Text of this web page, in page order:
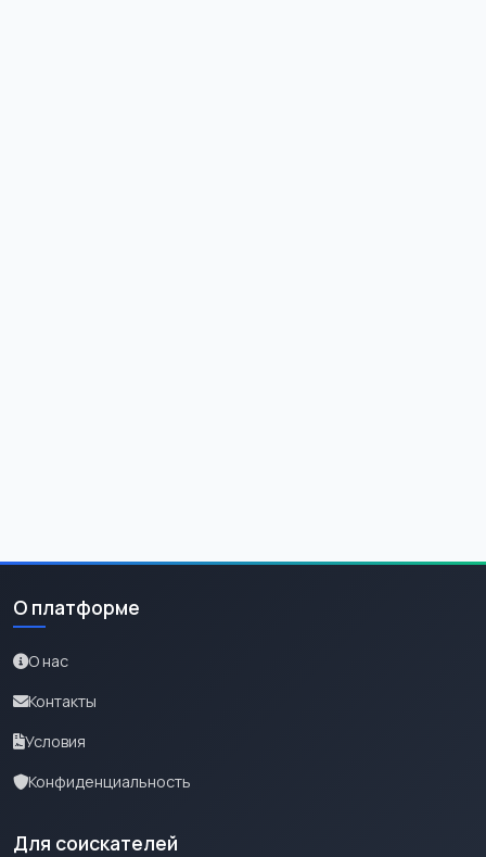
О платформе
О нас
Контакты
Условия
Конфиденциальность
Для соискателей